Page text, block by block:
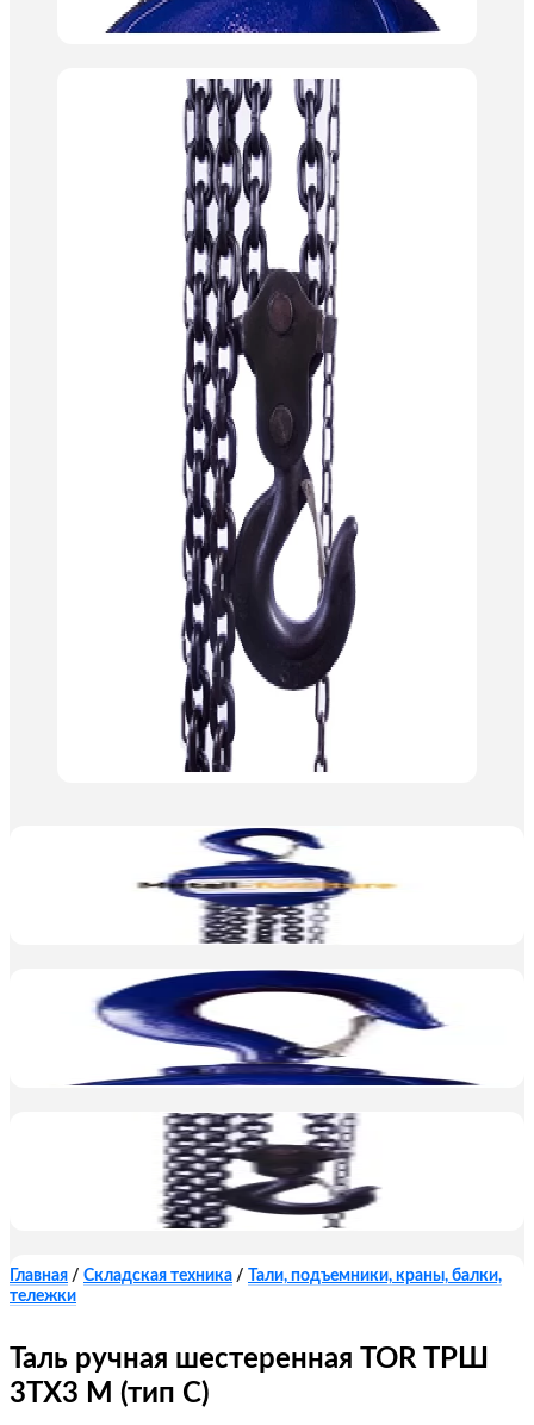
Главная / Складская техника /
Тали, подъемники, краны, балки,
тележки
Таль ручная шестеренная TOR ТРШ
3ТХ3 М (тип C)